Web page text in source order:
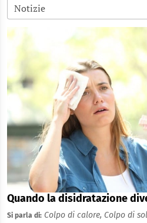
Quando la disidratazione
Si parla di: Colpo di calore, Colpo di